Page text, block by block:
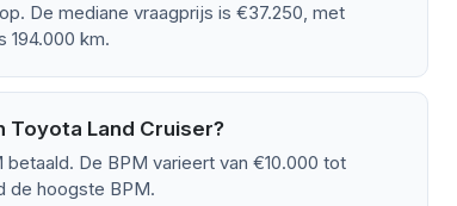
De mediane vraagprijs is €37.250, met
194.000 km.
Toyota Land Cruiser?
De BPM varieert van €10.000 tot
de hoogste BPM.